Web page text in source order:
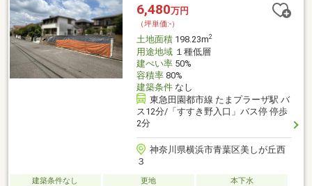
6,480万円
（坪単価:-）
土地面積198.23m2
用途地域１種低層
建ぺい率50%
容積率80%
建築条件なし
東急田園都市線 たまプラーザ駅 バ
ス12分/「すすき野入口」バス停 停歩
2分
神奈川県横浜市青葉区美しが丘西
３
建築条件なし 更地
本下水